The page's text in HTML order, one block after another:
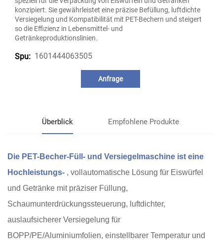
konzipiert. Sie gewährleistet eine präzise Befüllung, luftdichte
Versiegelung und Kompatibilität mit PET-Bechern und steigert
so die Effizienz in Lebensmittel- und
Getränkeproduktionslinien.
Spu: 1601444063505
Anfrage
Überblick Empfohlene Produkte
Die PET-Becher-Füll- und Versiegelmaschine ist eine
Hochleistungs- , vollautomatische Lösung für Eiswürfel
und Getränke mit präziser Füllung,
Schaumunterdrückungssteuerung, luftdichter,
auslaufsicherer Versiegelung für
BOPP/PE/Aluminiumfolien, einstellbarer Temperatur und